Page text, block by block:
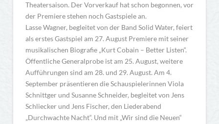
Theatersaison. Der Vorverkauf hat schon begonnen, vor
der Premiere stehen noch Gastspiele an.
Lasse Wagner, begleitet von der Band Solid Water, feiert
als erstes Gastspiel am 27. August Premiere mit seiner
musikalischen Biografie „Kurt Cobain – Better Listen“.
Öffentliche Generalprobe ist am 25. August, weitere
Aufführungen sind am 28. und 29. August. Am 4.
September präsentieren die Schauspielerinnen Viola
Schnittger und Susanne Schneider, begleitet von Jens
Schliecker und Jens Fischer, den Liederabend
„Durchwachte Nacht“. Und mit „Wir sind die Neuen“